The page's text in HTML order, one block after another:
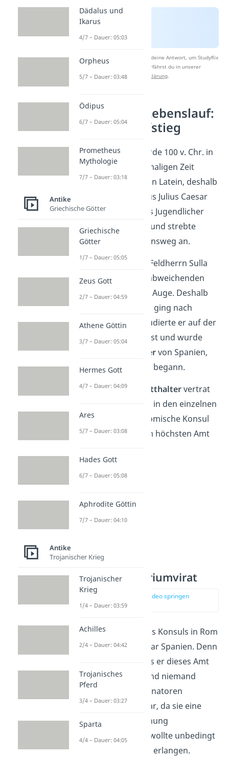
Nach Beantwortung speichern wir deine Antwort, um Studyflix
zu verbessern. Mehr dazu erfährst du in unserer
Datenschutzerklärung.
Julius Cäsar – Lebenslauf:
Politischer Aufstieg
Gaius Julius Cäsar
wurde 100 v. Chr. in
Rom geboren. Zur damaligen Zeit
sprachen die Menschen Latein, deshalb
wurde sein Name Gaius Julius Caesar
geschrieben. Schon als Jugendlicher
war er sehr ehrgeizig
und strebte
einen politischen Lebensweg an.
Doch dem damaligen Feldherrn Sulla
war Cäsar mit seinen abweichenden
Ansichten ein Dorn im Auge. Deshalb
verließ Cäsar Rom und ging nach
Griechenland. Dort studierte er auf der
Insel Rhodos Redekunst und wurde
kurz darauf
Statthaltervon Spanien,
wodurch sein Aufstieg begann.
Gut zu wissen:Ein Statthaltervertrat
den römischen Konsul in den einzelnen
Außengebieten. Der römische Konsul
war der Mann mit dem höchsten Amt
Julius Cäsar — Triumvirat
zur Stelle im Video springen
(01:09)
Als jedoch der Platz des Konsuls in Rom
frei wurde, verließ Cäsar Spanien. Denn
er war sich sicher, dass er dieses Amt
übernehmen würde und niemand
anderes. Doch viele Senatoren
widersetzten sich Cäsar, da sie eine
andere politische Meinung
vertraten.
Aber Cäsar wollte unbedingt
mehr politische Macht erlangen.
Dädalus und
Ikarus
4/7 – Dauer: 05:03
Orpheus
5/7 – Dauer: 03:48
Ödipus
6/7 – Dauer: 05:04
Prometheus
Mythologie
7/7 – Dauer: 03:18
Antike
Griechische Götter
Griechische
Götter
1/7 – Dauer: 05:05
Zeus Gott
2/7 – Dauer: 04:59
Athene Göttin
3/7 – Dauer: 05:04
Hermes Gott
4/7 – Dauer: 04:09
Ares
5/7 – Dauer: 03:08
Hades Gott
6/7 – Dauer: 05:08
Aphrodite Göttin
7/7 – Dauer: 04:10
Antike
Trojanischer Krieg
Trojanischer
Krieg
1/4 – Dauer: 03:59
Achilles
2/4 – Dauer: 04:42
Trojanisches
Pferd
3/4 – Dauer: 03:27
Sparta
4/4 – Dauer: 04:05